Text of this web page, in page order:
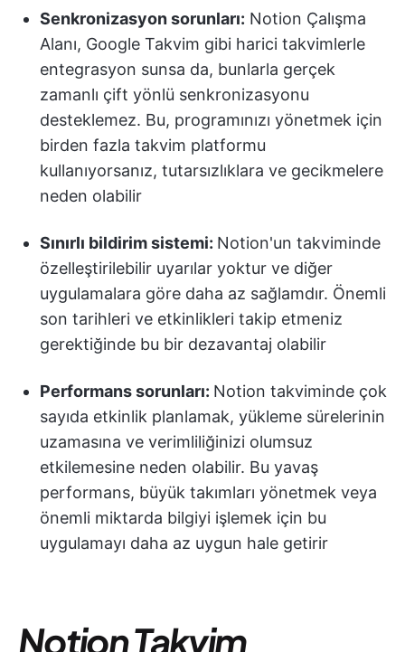
Senkronizasyon sorunları: Notion Çalışma
Alanı, Google Takvim gibi harici takvimlerle
entegrasyon sunsa da, bunlarla gerçek
zamanlı çift yönlü senkronizasyonu
desteklemez. Bu, programınızı yönetmek için
birden fazla takvim platformu
kullanıyorsanız, tutarsızlıklara ve gecikmelere
neden olabilir
Sınırlı bildirim sistemi: Notion'un takviminde
özelleştirilebilir uyarılar yoktur ve diğer
uygulamalara göre daha az sağlamdır. Önemli
son tarihleri ve etkinlikleri takip etmeniz
gerektiğinde bu bir dezavantaj olabilir
Performans sorunları: Notion takviminde çok
sayıda etkinlik planlamak, yükleme sürelerinin
uzamasına ve verimliliğinizi olumsuz
etkilemesine neden olabilir. Bu yavaş
performans, büyük takımları yönetmek veya
önemli miktarda bilgiyi işlemek için bu
uygulamayı daha az uygun hale getirir
Notion Takvim